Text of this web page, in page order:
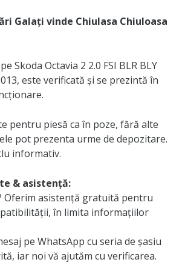
Galați vinde Chiulasa Chiuloasa
Skoda Octavia 2 2.0 FSI BLR BLY
este verificată și se prezintă în
pentru piesă ca în poze, fără alte
pot prezenta urme de depozitare.
informativ.
& asistență:
Oferim asistență gratuită pentru
în limita informațiilor
pe WhatsApp cu seria de șasiu
iar noi vă ajutăm cu verificarea.